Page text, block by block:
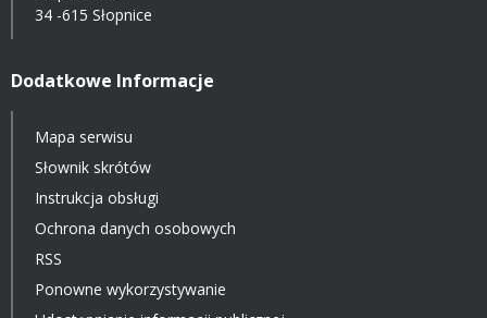
34 -615 Słopnice
Dodatkowe Informacje
Mapa serwisu
Słownik skrótów
Instrukcja obsługi
Ochrona danych osobowych
RSS
Ponowne wykorzystywanie